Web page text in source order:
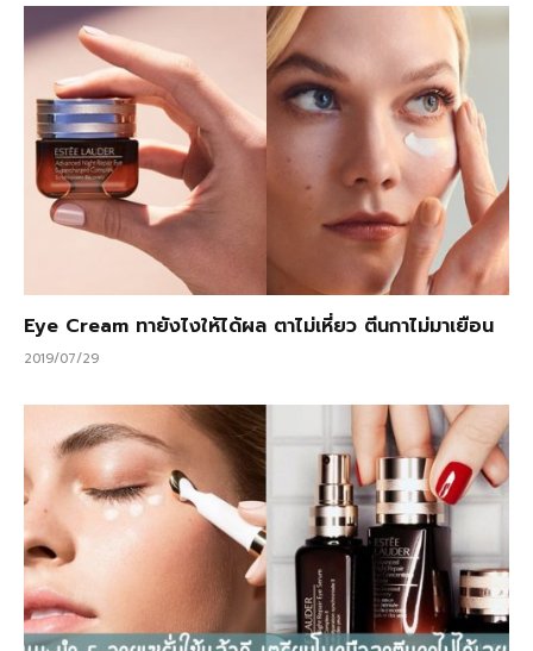
Eye Cream ทายังไงให้ได้ผล ตาไม่เหี่ยว ตีนกาไม่มาเยือน
2019/07/29